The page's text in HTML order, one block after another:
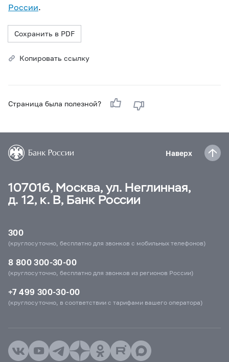
России.
Сохранить в PDF
Копировать ссылку
Страница была полезной?
Наверх
107016, Москва, ул. Неглинная,
д. 12, к. В, Банк России
300
(круглосуточно, бесплатно для звонков с мобильных телефонов)
8 800 300-30-00
(круглосуточно, бесплатно для звонков из регионов России)
+7 499 300-30-00
(круглосуточно, в соответствии с тарифами вашего оператора)